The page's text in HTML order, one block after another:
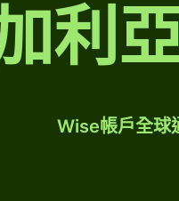
利
Wise帳戶全球